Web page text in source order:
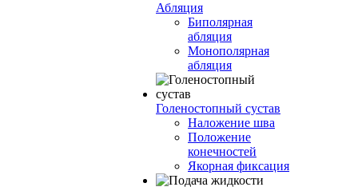
Абляция
Биполярная
абляция
Монополярная
абляция
Голеностопный сустав
Наложение шва
Положение
конечностей
Якорная фиксация